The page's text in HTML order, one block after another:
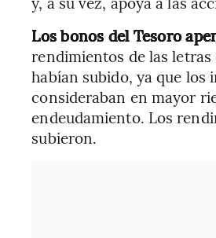
Los bonos del Tesoro
rendimientos de las
habían subido, ya que los
consideraban en mayor
endeudamiento. Los
subieron.